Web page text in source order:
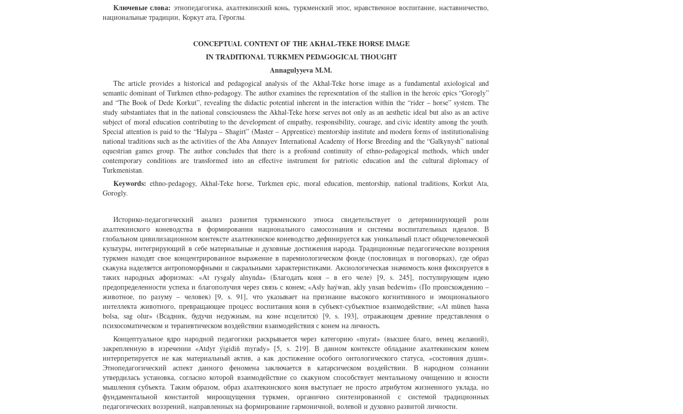
Ключевые слова: этнопедагогика, ахалтекинский конь, туркменский эпос, нравственное воспитание, наставничество,
национальные традиции, Коркут ата, Гёроглы.
CONCEPTUAL CONTENT OF THE AKHAL-TEKE HORSE IMAGE
IN TRADITIONAL TURKMEN PEDAGOGICAL THOUGHT
Annagulyyeva M.M.
The article provides a historical and pedagogical analysis of the Akhal-Teke horse image as a fundamental axiological and
semantic dominant of Turkmen ethno-pedagogy. The author examines the representation of the stallion in the heroic epics “Gorogly”
and “The Book of Dede Korkut”, revealing the didactic potential inherent in the interaction within the “rider – horse” system. The
study substantiates that in the national consciousness the Akhal-Teke horse serves not only as an aesthetic ideal but also as an active
subject of moral education contributing to the development of empathy, responsibility, courage, and civic identity among the youth.
Special attention is paid to the “Halypa – Shagirt” (Master – Apprentice) mentorship institute and modern forms of institutionalising
national traditions such as the activities of the Aba Annayev International Academy of Horse Breeding and the “Galkynysh” national
equestrian games group. The author concludes that there is a profound continuity of ethno-pedagogical methods, which under
contemporary conditions are transformed into an effective instrument for patriotic education and the cultural diplomacy of
Turkmenistan.
Keywords: ethno-pedagogy, Akhal-Teke horse, Turkmen epic, moral education, mentorship, national traditions, Korkut Ata,
Gorogly.
Историко-педагогический анализ развития туркменского этноса свидетельствует о детерминирующей роли
ахалтекинского коневодства в формировании национального самосознания и системы воспитательных идеалов. В
глобальном цивилизационном контексте ахалтекинское коневодство дефинируется как уникальный пласт общечеловеческой
культуры, интегрирующий в себе материальные и духовные достижения народа. Традиционные педагогические воззрения
туркмен находят свое концентрированное выражение в паремиологическом фонде (пословицах и поговорках), где образ
скакуна наделяется антропоморфными и сакральными характеристиками. Аксиологическая значимость коня фиксируется в
таких народных афоризмах: «At rysgaly alnynda» (Благодать коня – в его челе) [9, s. 245], постулирующем идею
предопределенности успеха и благополучия через связь с конем; «Asly haýwan, akly ynsan bedewim» (По происхождению –
животное, по разуму – человек) [9, s. 91], что указывает на признание высокого когнитивного и эмоционального
интеллекта животного, превращающее процесс воспитания коня в субъект-субъектное взаимодействие; «At münen hassa
bolsa, sag olur» (Всадник, будучи недужным, на коне исцелится) [9, s. 193], отражающем древние представления о
психосоматическом и терапевтическом воздействии взаимодействия с конем на личность.
Концептуальное ядро народной педагогики раскрывается через категорию «myrat» (высшее благо, венец желаний),
закрепленную в изречении «Atdyr ýigidiň myrady» [5, s. 219]. В данном контексте обладание ахалтекинским конем
интерпретируется не как материальный актив, а как достижение особого онтологического статуса, «состояния души».
Этнопедагогический аспект данного феномена заключается в катарсическом воздействии. В народном сознании
утвердилась установка, согласно которой взаимодействие со скакуном способствует ментальному очищению и ясности
мышления субъекта. Таким образом, образ ахалтекинского коня выступает не просто атрибутом жизненного уклада, но
фундаментальной константой мироощущения туркмен, органично синтезированной с системой традиционных
педагогических воззрений, направленных на формирование гармоничной, волевой и духовно развитой личности.